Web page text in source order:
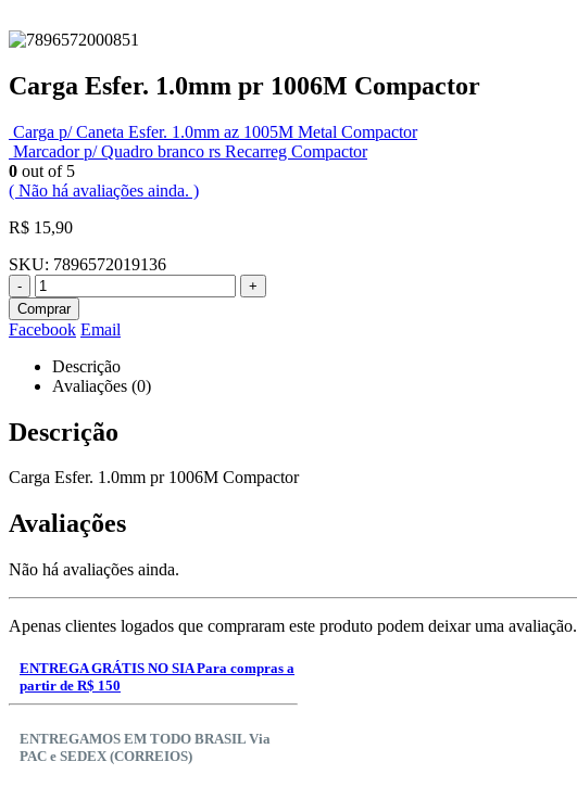
Carga Esfer. 1.0mm pr 1006M Compactor
Carga p/ Caneta Esfer. 1.0mm az 1005M Metal Compactor
Marcador p/ Quadro branco rs Recarreg Compactor
0 out of 5
( Não há avaliações ainda. )
R$ 15,90
SKU: 7896572019136
-
+
Comprar
Facebook Email
Descrição
Avaliações (0)
Descrição
Carga Esfer. 1.0mm pr 1006M Compactor
Avaliações
Não há avaliações ainda.
Apenas clientes logados que compraram este produto podem deixar uma avaliação.
ENTREGA GRÁTIS NO SIA Para compras a
partir de R$ 150
ENTREGAMOS EM TODO BRASIL Via
PAC e SEDEX (CORREIOS)